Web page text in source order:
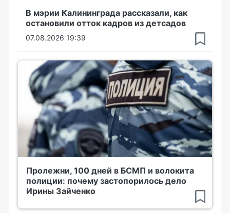
В мэрии Калининграда рассказали, как
остановили отток кадров из детсадов
07.08.2026 19:39
Пролежни, 100 дней в БСМП и волокита
полиции: почему застопорилось дело
Ирины Зайченко